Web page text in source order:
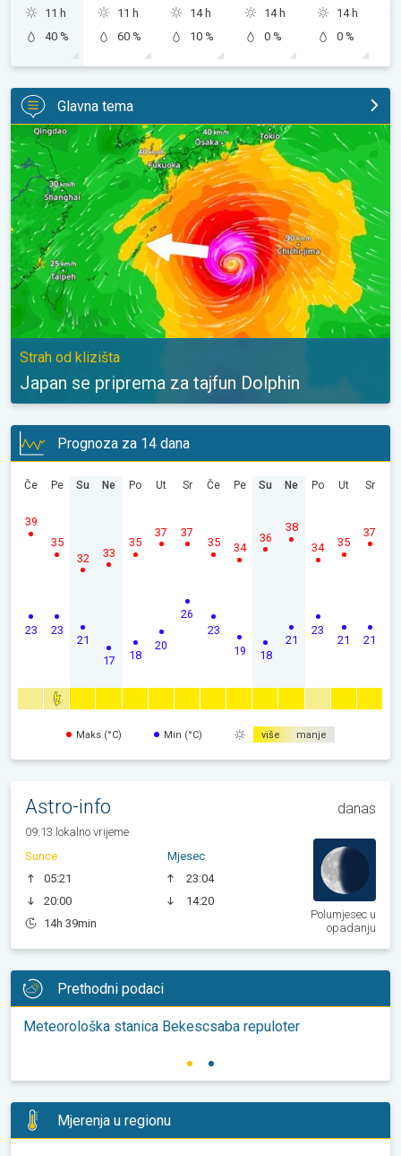
11 h
40 %
11 h
60 %
14 h
10 %
14 h
0 %
14 h
0 %
Glavna tema
Japan se priprema za tajfun Dolphin. Strah od klizišta. . .
Strah od klizišta
Japan se priprema za tajfun Dolphin
Prognoza za 14 dana
Če
23
39
Pe
23
35
Su
21
32
Ne
17
33
Po
18
35
Ut
20
37
Sr
26
37
Če
23
35
Pe
19
34
Su
18
36
Ne
21
38
Po
23
34
Ut
21
35
Sr
21
37
Maks (°C) Min (°C) više manje
Astro-info danas
09:13 lokalno vrijeme
Sunce
05:21
20:00
14h 39min
Mjesec
23:04
14:20
Polumjesec u
opadanju
Prethodni podaci
Meteorološka stanica Bekescsaba repuloter
Mjerenja u regionu